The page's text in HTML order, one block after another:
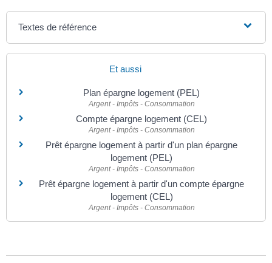
Textes de référence
Et aussi
Plan épargne logement (PEL)
Argent - Impôts - Consommation
Compte épargne logement (CEL)
Argent - Impôts - Consommation
Prêt épargne logement à partir d'un plan épargne
logement (PEL)
Argent - Impôts - Consommation
Prêt épargne logement à partir d'un compte épargne
logement (CEL)
Argent - Impôts - Consommation